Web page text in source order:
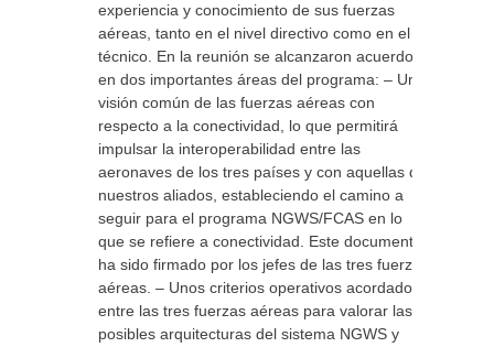
experiencia y conocimiento de sus fuerzas
aéreas, tanto en el nivel directivo como en el
técnico. En la reunión se alcanzaron acuerdos
en dos importantes áreas del programa: – Una
visión común de las fuerzas aéreas con
respecto a la conectividad, lo que permitirá
impulsar la interoperabilidad entre las
aeronaves de los tres países y con aquellas de
nuestros aliados, estableciendo el camino a
seguir para el programa NGWS/FCAS en lo
que se refiere a conectividad. Este documento
ha sido firmado por los jefes de las tres fuerzas
aéreas. – Unos criterios operativos acordados
entre las tres fuerzas aéreas para valorar las
posibles arquitecturas del sistema NGWS y